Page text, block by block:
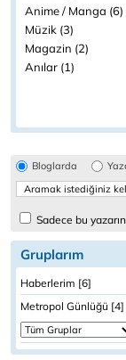
Anime / Manga (6)
Müzik (3)
Magazin (2)
Anılar (1)
Bloglarda
Sadece bu
Gruplarım
Haberlerim [6]
Metropol Günlüğü [4]